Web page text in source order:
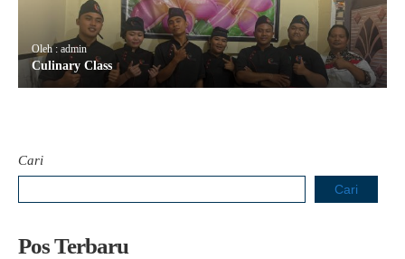
Oleh : admin
Culinary Class
Cari
Cari
Pos Terbaru